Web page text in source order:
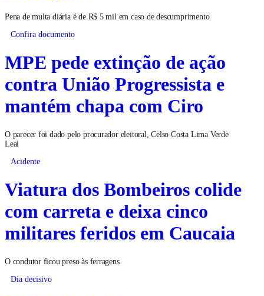
Pena de multa diária é de R$ 5 mil em caso de descumprimento
Confira documento
MPE pede extinção de ação
contra União Progressista e
mantém chapa com Ciro
O parecer foi dado pelo procurador eleitoral, Celso Costa Lima Verde
Leal
Acidente
Viatura dos Bombeiros colide
com carreta e deixa cinco
militares feridos em Caucaia
O condutor ficou preso às ferragens
Dia decisivo